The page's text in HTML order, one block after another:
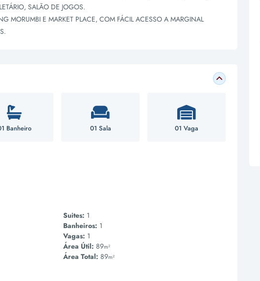
SALÃO DE JOGOS.
MORUMBI E MARKET PLACE, COM FÁCIL ACESSO A MARGINAL
Banheiro 01 Sala 01 Vaga
Suites: 1
Banheiros: 1
Vagas: 1
Área Útil: 89m²
Área Total: 89m²